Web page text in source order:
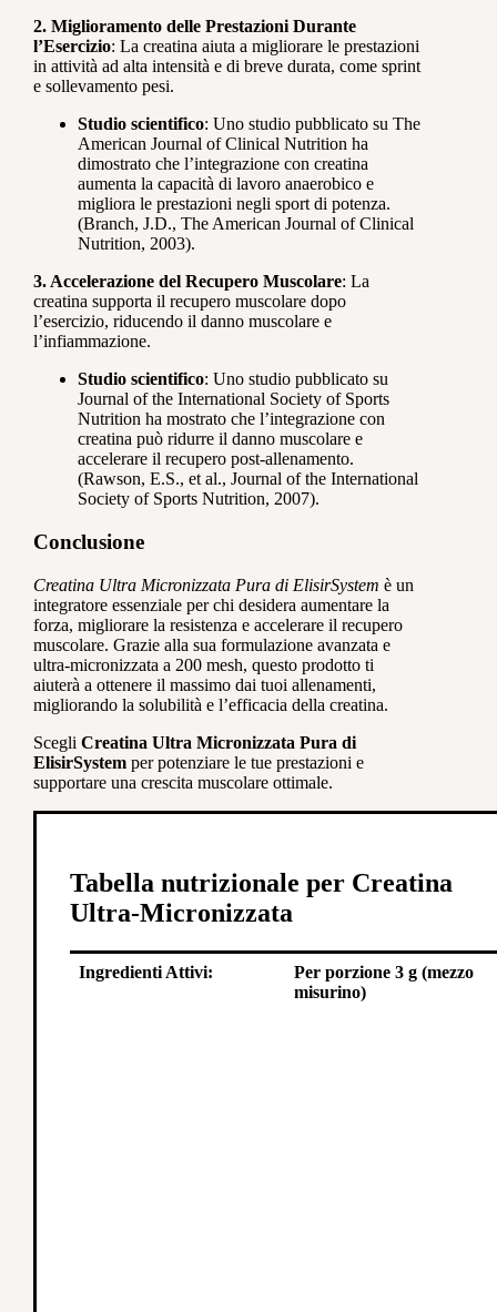
2. Miglioramento delle Prestazioni Durante
l’Esercizio: La creatina aiuta a migliorare le prestazioni
in attività ad alta intensità e di breve durata, come sprint
e sollevamento pesi.
Studio scientifico: Uno studio pubblicato su The
American Journal of Clinical Nutrition ha
dimostrato che l’integrazione con creatina
aumenta la capacità di lavoro anaerobico e
migliora le prestazioni negli sport di potenza.
(Branch, J.D., The American Journal of Clinical
Nutrition, 2003).
3. Accelerazione del Recupero Muscolare: La
creatina supporta il recupero muscolare dopo
l’esercizio, riducendo il danno muscolare e
l’infiammazione.
Studio scientifico: Uno studio pubblicato su
Journal of the International Society of Sports
Nutrition ha mostrato che l’integrazione con
creatina può ridurre il danno muscolare e
accelerare il recupero post-allenamento.
(Rawson, E.S., et al., Journal of the International
Society of Sports Nutrition, 2007).
Conclusione
Creatina Ultra Micronizzata Pura di ElisirSystem è un
integratore essenziale per chi desidera aumentare la
forza, migliorare la resistenza e accelerare il recupero
muscolare. Grazie alla sua formulazione avanzata e
ultra-micronizzata a 200 mesh, questo prodotto ti
aiuterà a ottenere il massimo dai tuoi allenamenti,
migliorando la solubilità e l’efficacia della creatina.
Scegli Creatina Ultra Micronizzata Pura di
ElisirSystemper potenziare le tue prestazioni e
supportare una crescita muscolare ottimale.
Tabella nutrizionale per Creatina
Ultra-Micronizzata
Ingredienti Attivi:
Per porzione 3 g (mezzo
misurino)